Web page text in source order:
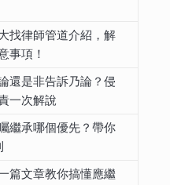
找律師管道介紹，解
事項！
還是非告訴乃論？侵
一次解說
繼承哪個優先？帶你
篇文章教你搞懂應繼